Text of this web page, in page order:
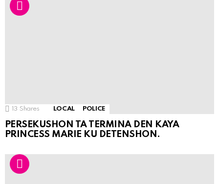
13 Shares LOCAL POLICE
PERSEKUSHON TA TERMINA DEN KAYA
PRINCESS MARIE KU DETENSHON.